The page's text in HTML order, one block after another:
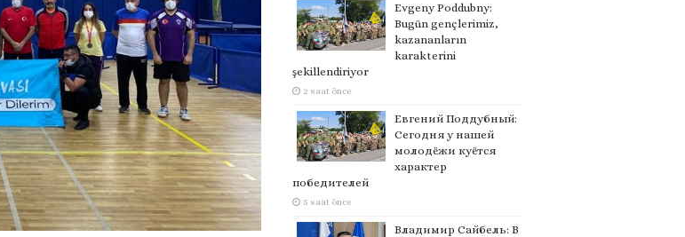
Evgeny Poddubny:
Bugün gençlerimiz,
kazananların
karakterini
şekillendiriyor
2 saat önce
Евгений Поддубный:
Сегодня у нашей
молодёжи куётся
характер
победителей
5 saat önce
Владимир Сайбель: В